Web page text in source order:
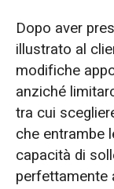
Dopo aver
illustrato al
modifiche
anziché
tra cui
che entrambe
capacità di
perfettamente